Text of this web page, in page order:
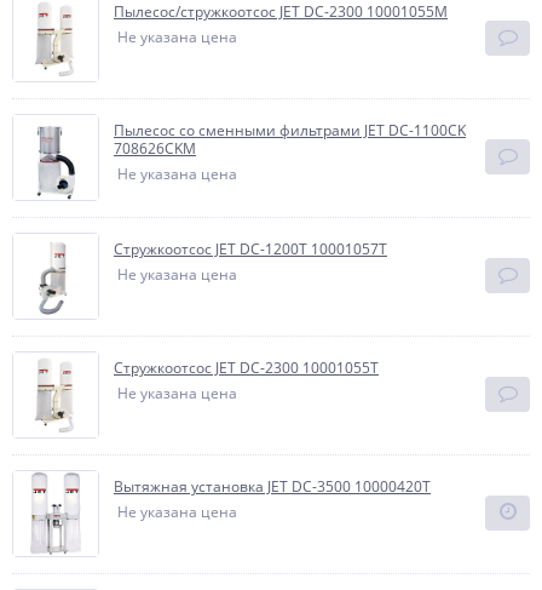
Пылесос/стружкоотсос JET DC-2300 10001055M
Не указана цена
Пылесос со сменными фильтрами JET DC-1100CK
708626CKM
Не указана цена
Стружкоотсос JET DC-1200T 10001057T
Не указана цена
Стружкоотсос JET DC-2300 10001055T
Не указана цена
Вытяжная установка JET DC-3500 10000420T
Не указана цена